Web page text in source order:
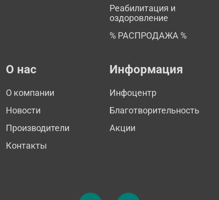
Реабилитация и
оздоровление
% РАСПРОДАЖА %
О нас
О компании
Новости
Производители
Контакты
Информация
Инфоцентр
Благотворительность
Акции